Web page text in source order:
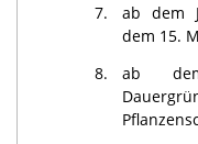
7.
ab dem
dem 15.
8.
ab